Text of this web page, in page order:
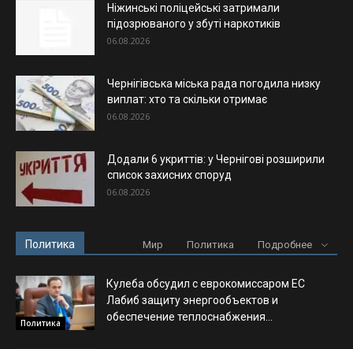
Ніжинські поліцейські затримали
підозрюваного у збуті наркотиків
06.08.2026
Чернігівська міська рада погодила низку
виплат: хто та скільки отримає
06.08.2026
Додали 6 укриттів: у Чернігові розширили
список захисних споруд
06.08.2026
Политика Мир Политика Подробнее
Политика
Кулеба обсудил с еврокомиссаром ЕС
Лабиб защиту энергообъектов и
обеспечение теплоснабжения...